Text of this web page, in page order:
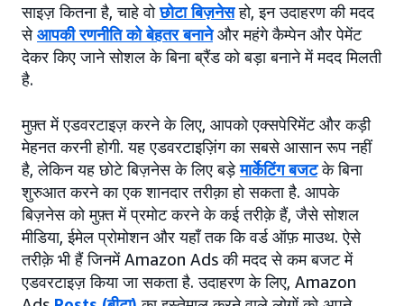
साइज़ कितना है, चाहे वोछोटा बिज़नेसहो, इन उदाहरण की मदद
सेआपकी रणनीति को बेहतर बनानेऔर महंगे कैम्पेन और पेमेंट
देकर किए जाने सोशल के बिना ब्रैंड को बड़ा बनाने में मदद मिलती
है.
मुफ़्त में एडवरटाइज़ करने के लिए, आपको एक्सपेरिमेंट और कड़ी
मेहनत करनी होगी. यह एडवरटाइज़िंग का सबसे आसान रूप नहीं
है, लेकिन यह छोटे बिज़नेस के लिए बड़ेमार्केटिंग बजटके बिना
शुरुआत करने का एक शानदार तरीक़ा हो सकता है. आपके
बिज़नेस को मुफ़्त में प्रमोट करने के कई तरीक़े हैं, जैसे सोशल
मीडिया, ईमेल प्रोमोशन और यहाँ तक कि वर्ड ऑफ़ माउथ. ऐसे
तरीक़े भी हैं जिनमें Amazon Ads की मदद से कम बजट में
एडवरटाइज़ किया जा सकता है. उदाहरण के लिए, Amazon